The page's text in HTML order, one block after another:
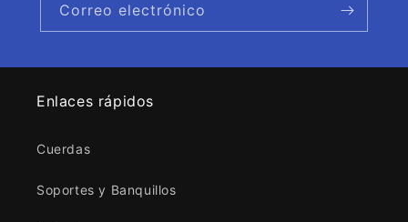
Correo electrónico
Enlaces rápidos
Cuerdas
Soportes y Banquillos